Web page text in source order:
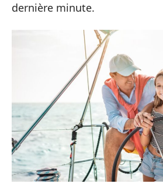
dernière minute.